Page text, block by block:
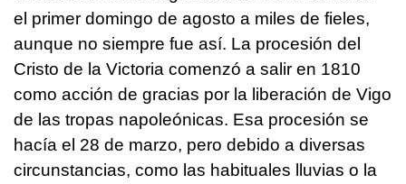
el primer domingo de agosto a miles de fieles,
aunque no siempre fue así. La procesión del
Cristo de la Victoria comenzó a salir en 1810
como acción de gracias por la liberación de Vigo
de las tropas napoleónicas. Esa procesión se
hacía el 28 de marzo, pero debido a diversas
circunstancias, como las habituales lluvias o la